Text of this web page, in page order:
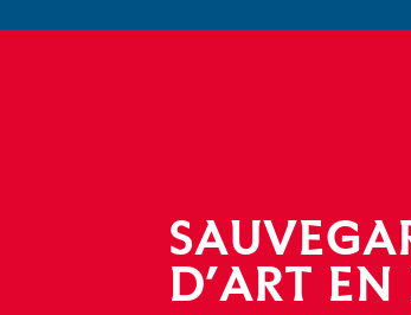
D’ART EN